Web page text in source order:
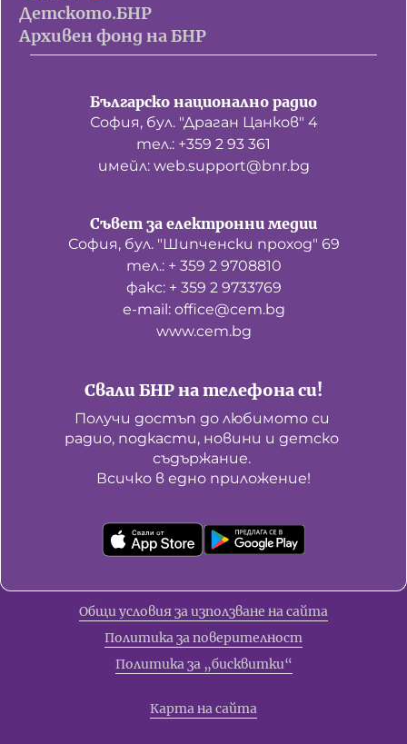
Детското.БНР
Архивен фонд на БНР
Българско национално радио
София, бул. "Драган Цанков" 4
тел.: +359 2 93 361
имейл: web.support@bnr.bg
Свали БНР на телефона си!
Получи достъп до любимото си
радио, подкасти, новини и детско
съдържание.
Всичко в едно приложение!
Съвет за електронни медии
София, бул. "Шипченски проход" 69
тел.: + 359 2 9708810
факс: + 359 2 9733769
е-mail: office@cem.bg
www.cem.bg
Общи условия за използване на сайта
Политика за поверителност
Политика за „бисквитки“
Карта на сайта